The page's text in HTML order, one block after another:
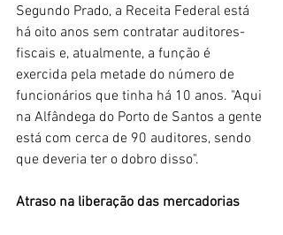
Segundo Prado, a Receita Federal está
há oito anos sem contratar auditores-
fiscais e, atualmente, a função é
exercida pela metade do número de
funcionários que tinha há 10 anos. "Aqui
na Alfândega do Porto de Santos a gente
está com cerca de 90 auditores, sendo
que deveria ter o dobro disso".
Atraso na liberação das mercadorias